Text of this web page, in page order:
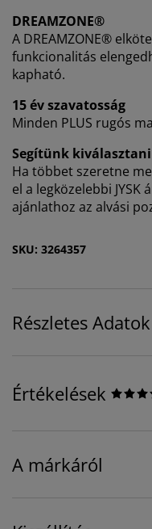
DREAMZONE®
A DREAMZONE®
funkcionalitás
kapható.
15 év szavatosság
Minden PLUS rugós
Segítünk
Ha többet szeretne
el a legközelebbi
ajánlathoz az alvási
SKU: 3264357
Részletes Adatok
Értékelések
A márkáról